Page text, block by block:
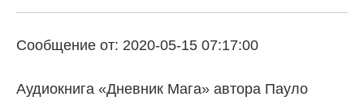
Сообщение от: 2020-05-15 07:17:00
Аудиокнига «Дневник Мага» автора Пауло